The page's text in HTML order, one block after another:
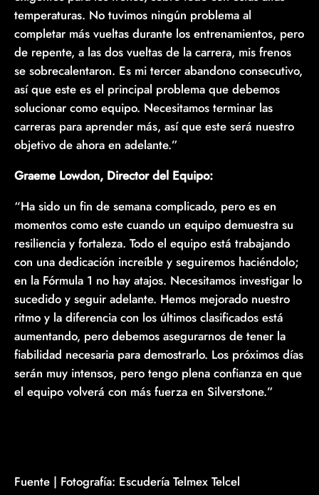
temperaturas. No tuvimos ningún problema al
completar más vueltas durante los entrenamientos, pero
de repente, a las dos vueltas de la carrera, mis frenos
se sobrecalentaron. Es mi tercer abandono consecutivo,
así que este es el principal problema que debemos
solucionar como equipo. Necesitamos terminar las
carreras para aprender más, así que este será nuestro
objetivo de ahora en adelante.”
Graeme Lowdon, Director del Equipo:
“Ha sido un fin de semana complicado, pero es en
momentos como este cuando un equipo demuestra su
resiliencia y fortaleza. Todo el equipo está trabajando
con una dedicación increíble y seguiremos haciéndolo;
en la Fórmula 1 no hay atajos. Necesitamos investigar lo
sucedido y seguir adelante. Hemos mejorado nuestro
ritmo y la diferencia con los últimos clasificados está
aumentando, pero debemos asegurarnos de tener la
fiabilidad necesaria para demostrarlo. Los próximos días
serán muy intensos, pero tengo plena confianza en que
el equipo volverá con más fuerza en Silverstone.”
Fuente | Fotografía: Escudería Telmex Telcel